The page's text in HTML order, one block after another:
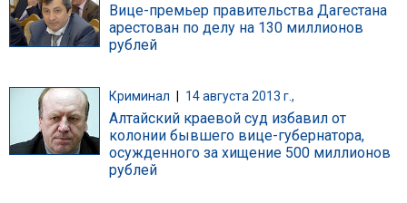
Вице-премьер правительства Дагестана
арестован по делу на 130 миллионов
рублей
Криминал 14 августа 2013 г.,
Алтайский краевой суд избавил от
колонии бывшего вице-губернатора,
осужденного за хищение 500 миллионов
рублей